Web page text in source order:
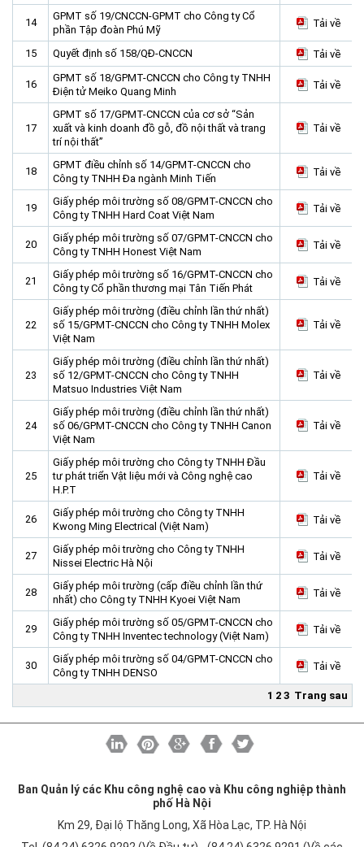
14
GPMT số 19/CNCCN-GPMT cho Công ty Cổ
phần Tập đoàn Phú Mỹ
Tải về
15 Quyết định số 158/QĐ-CNCCN Tải về
16
GPMT số 18/GPMT-CNCCN cho Công ty TNHH
Điện tử Meiko Quang Minh
Tải về
17
GPMT số 17/GPMT-CNCCN của cơ sở “Sản
xuất và kinh doanh đồ gỗ, đồ nội thất và trang
trí nội thất”
Tải về
18
GPMT điều chỉnh số 14/GPMT-CNCCN cho
Công ty TNHH Đa ngành Minh Tiến
Tải về
19
Giấy phép môi trường số 08/GPMT-CNCCN cho
Công ty TNHH Hard Coat Việt Nam
Tải về
20
Giấy phép môi trường số 07/GPMT-CNCCN cho
Công ty TNHH Honest Việt Nam
Tải về
21
Giấy phép môi trường số 16/GPMT-CNCCN cho
Công ty Cổ phần thương mại Tân Tiến Phát
Tải về
22
Giấy phép môi trường (điều chỉnh lần thứ nhất)
số 15/GPMT-CNCCN cho Công ty TNHH Molex
Việt Nam
Tải về
23
Giấy phép môi trường (điều chỉnh lần thứ nhất)
số 12/GPMT-CNCCN cho Công ty TNHH
Matsuo Industries Việt Nam
Tải về
24
Giấy phép môi trường (điều chỉnh lần thứ nhất)
số 06/GPMT-CNCCN cho Công ty TNHH Canon
Việt Nam
Tải về
25
Giấy phép môi trường cho Công ty TNHH Đầu
tư phát triển Vật liệu mới và Công nghệ cao
H.P.T
Tải về
26
Giấy phép môi trường cho Công ty TNHH
Kwong Ming Electrical (Việt Nam)
Tải về
27
Giấy phép môi trường cho Công ty TNHH
Nissei Electric Hà Nội
Tải về
28
Giấy phép môi trường (cấp điều chỉnh lần thứ
nhất) cho Công ty TNHH Kyoei Việt Nam
Tải về
29
Giấy phép môi trường số 05/GPMT-CNCCN cho
Công ty TNHH Inventec technology (Việt Nam)
Tải về
30
Giấy phép môi trường số 04/GPMT-CNCCN cho
Công ty TNHH DENSO
Tải về
1 2 3 Trang sau
Ban Quản lý các Khu công nghệ cao và Khu công nghiệp thành
phố Hà Nội
Km 29, Đại lộ Thăng Long, Xã Hòa Lạc, TP. Hà Nội